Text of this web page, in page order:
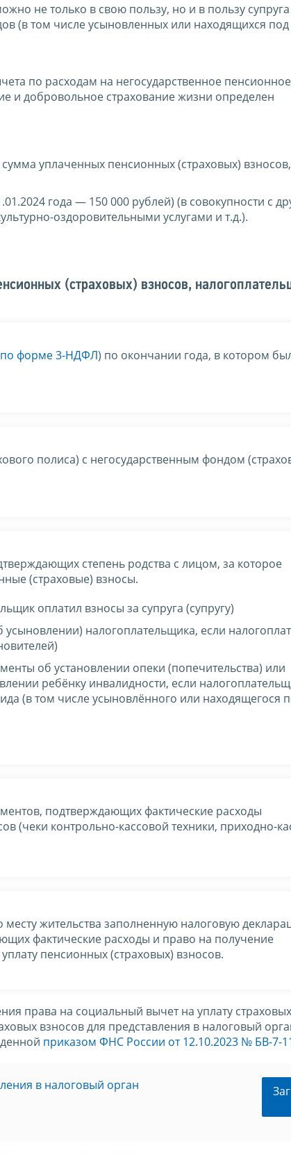
не только в свою пользу, но и в пользу супруга
(в том числе усыновленных или находящихся
по расходам на негосударственное пенсионное
и добровольное страхование жизни определен
уплаченных пенсионных (страховых)
года — 150 000 рублей) (в совокупности с
оздоровительными услугами и т.д.).
(страховых) взносов,
по форме 3-НДФЛ) по окончании года, в котором
полиса) с негосударственным фондом
степень родства с лицом, за которое
(страховые) взносы.
оплатил взносы за супруга (супругу)
налогоплательщика, если
об установлении опеки (попечительства) или
ребёнку инвалидности, если
(в том числе усыновлённого или находящегося
подтверждающих фактические расходы
(чеки контрольно-кассовой техники, приходно-
месту жительства заполненную налоговую
фактические расходы и право на получение
пенсионных (страховых) взносов.
права на социальный вычет на уплату
взносов для представления в налоговый
приказом ФНС России от 12.10.2023 № БВ-7-
в налоговый орган